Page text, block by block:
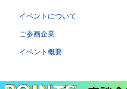
イベントについて
ご参画企業
イベント概要